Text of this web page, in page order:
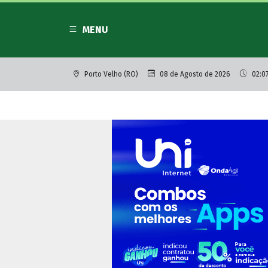
MENU
Porto Velho (RO) 08 de Agosto de 2026